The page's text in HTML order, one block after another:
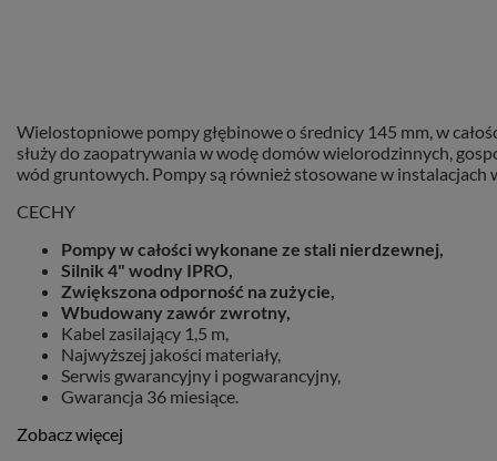
Wielostopniowe pompy głębinowe o średnicy 145 mm, w
służy do zaopatrywania w wodę domów wielorodzinnych,
wód gruntowych. Pompy są również stosowane w
CECHY
Pompy w całości wykonane ze stali nierdzewnej,
Silnik 4" wodny IPRO,
Zwiększona odporność na zużycie,
Wbudowany zawór zwrotny,
Kabel zasilający 1,5 m,
Najwyższej jakości materiały,
Serwis gwarancyjny i pogwarancyjny,
Gwarancja 36 miesiące.
Zobacz więcej